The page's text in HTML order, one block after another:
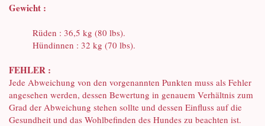
Gewicht :
Rüden : 36,5 kg (80 lbs).
Hündinnen : 32 kg (70 lbs).
FEHLER :
Jede Abweichung von den vorgenannten Punkten muss als Fehler
angesehen werden, dessen Bewertung in genauem Verhältnis zum
Grad der Abweichung stehen sollte und dessen Einfluss auf die
Gesundheit und das Wohlbefinden des Hundes zu beachten ist.